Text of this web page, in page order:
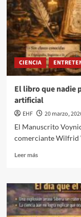
CIENCIA
El libro que nadie
artificial
EHF 20 marzo,
El Manuscrito
comerciante Wilfrid
Leer más